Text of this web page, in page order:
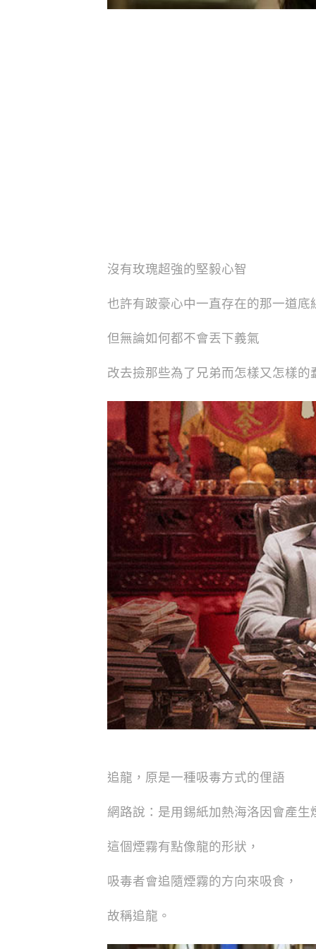
沒有玫瑰超強的堅毅心智
也許有跛豪心中一直存在的那一道底
但無論如何都不會丟下義氣
改去撿那些為了兄弟而怎樣又怎樣的
追龍，原是一種吸毒方式的俚語
網路說：是用錫紙加熱海洛因會產生
這個煙霧有點像龍的形狀，
吸毒者會追隨煙霧的方向來吸食，
故稱追龍。